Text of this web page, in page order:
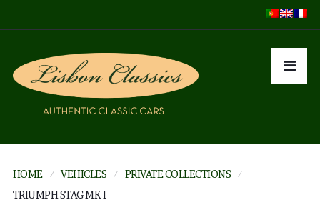
HOME VEHICLES
PRIVATE COLLECTIONS
TRIUMPH STAG MK I